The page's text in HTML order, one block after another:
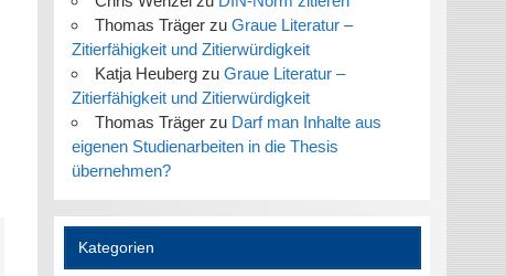
Thomas Trägerzu Graue Literatur –
Zitierfähigkeit und Zitierwürdigkeit
Katja Heubergzu Graue Literatur –
Zitierfähigkeit und Zitierwürdigkeit
Thomas Trägerzu Darf man Inhalte aus
eigenen Studienarbeiten in die Thesis
übernehmen?
Kategorien